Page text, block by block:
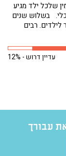
שלכל ילד מגיע
בשלוש שנים
מיטות, בעיקר לילדים. רבים
עדיין דרוש - 12%
עבורך